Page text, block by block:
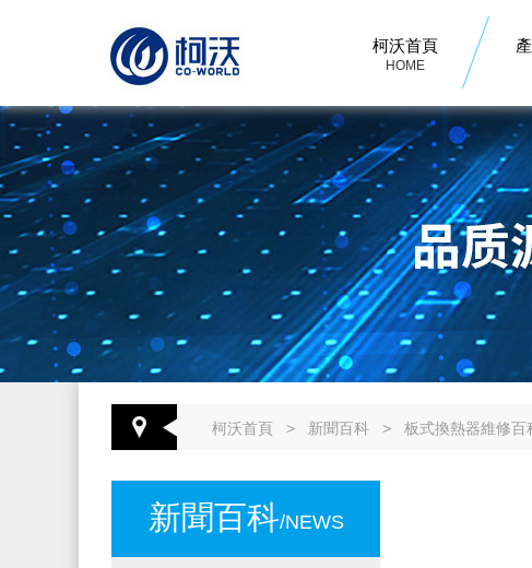
柯沃首頁
HOME
柯沃首頁 > 新聞百科 > 板式換熱器維修百
新聞百科/NEWS